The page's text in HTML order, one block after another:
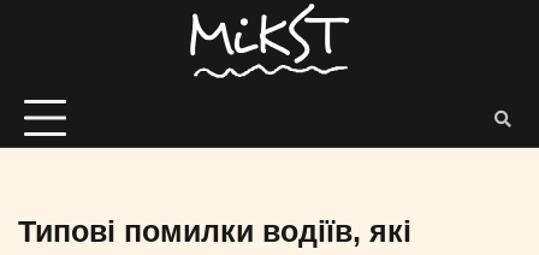
Типові помилки водіїв, які